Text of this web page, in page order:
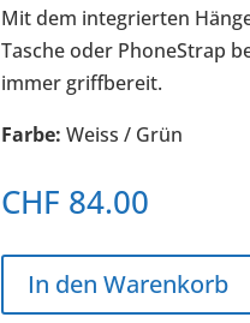
Mit dem integrierten
Tasche oder PhoneStrap
immer griffbereit.
Farbe: Weiss / Grün
CHF 84.00
In den Warenkorb